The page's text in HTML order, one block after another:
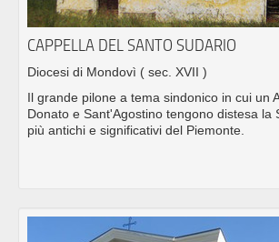
CAPPELLA DEL SANTO SUDARIO
Diocesi di Mondovì ( sec. XVII )
Il grande pilone a tema sindonico in cui un
Donato e Sant'Agostino tengono distesa la
più antichi e significativi del Piemonte.